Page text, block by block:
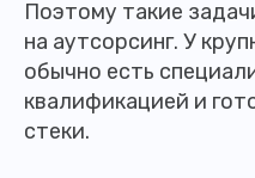
Поэтому такие
на аутсорсинг. У
обычно есть
квалификацией и
стеки.